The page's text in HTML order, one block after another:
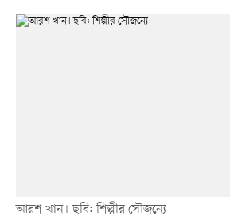
আরশ খান। ছবি: শিল্পীর সৌজন্যে